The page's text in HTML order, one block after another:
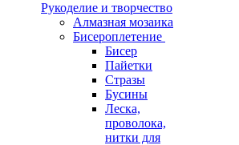
Рукоделие и творчество
Алмазная мозаика
Бисероплетение
Бисер
Пайетки
Стразы
Бусины
Леска,
проволока,
нитки для